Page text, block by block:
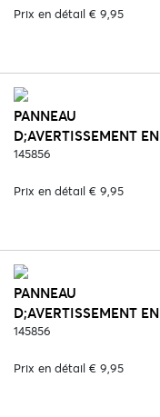
Prix en détail € 9,95
PANNEAU
D;AVERTISSEMENT EN
MÉTAL - 8061. PAS OP
145856
Prix en détail € 9,95
PANNEAU
D;AVERTISSEMENT EN
MÉTAL - 8065. PAS OP
PAARDENGEK-
145856
Prix en détail € 9,95